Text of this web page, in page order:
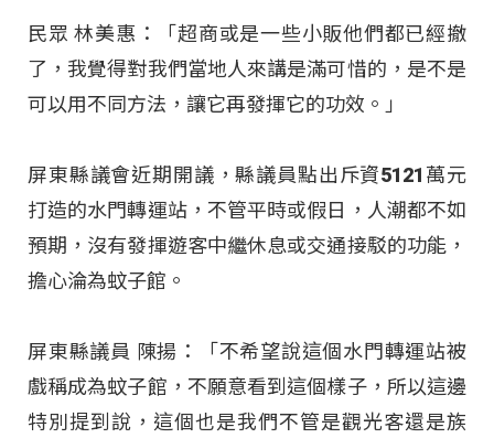
民眾 林美惠：「超商或是一些小販他們都已經撤
了，我覺得對我們當地人來講是滿可惜的，是不是
可以用不同方法，讓它再發揮它的功效。」
屏東縣議會近期開議，縣議員點出斥資5121萬元
打造的水門轉運站，不管平時或假日，人潮都不如
預期，沒有發揮遊客中繼休息或交通接駁的功能，
擔心淪為蚊子館。
屏東縣議員 陳揚：「不希望說這個水門轉運站被
戲稱成為蚊子館，不願意看到這個樣子，所以這邊
特別提到說，這個也是我們不管是觀光客還是族